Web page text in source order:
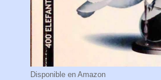
Disponible en Amazon